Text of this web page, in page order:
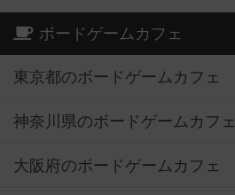
ボードゲームカフェ
東京都のボードゲームカフェ
神奈川県のボードゲームカフェ
大阪府のボードゲームカフェ